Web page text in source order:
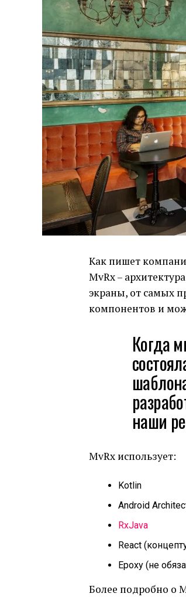
Как пишет
MvRx –
экраны, от самых
компонентов и
Когда
наши
MvRx использует:
Kotlin
Android
RxJava
React
Epoxy (не
Более подробно о